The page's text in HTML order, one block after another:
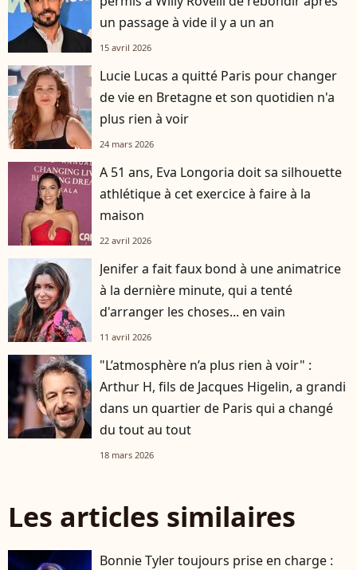
un passage à vide il y a un an
15 avril 2026
Lucie Lucas a quitté Paris pour changer
de vie en Bretagne et son quotidien n'a
plus rien à voir
24 mars 2026
A 51 ans, Eva Longoria doit sa silhouette
athlétique à cet exercice à faire à la
maison
22 avril 2026
Jenifer a fait faux bond à une animatrice
à la dernière minute, qui a tenté
d'arranger les choses... en vain
11 avril 2026
"L’atmosphère n’a plus rien à voir" :
Arthur H, fils de Jacques Higelin, a grandi
dans un quartier de Paris qui a changé
du tout au tout
18 mars 2026
Les articles similaires
Bonnie Tyler toujours prise en charge :